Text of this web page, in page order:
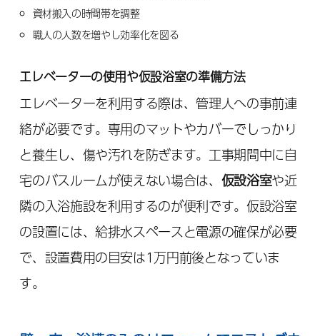
資材搬入の時間帯を調整
職人の人数を増やし効率化を図る
エレベーターの使用や仮設浴室の準備方法
エレベーターを利用する際は、管理人への事前連
絡が必要です。専用のマットやカバーでしっかり
と養生し、傷や汚れを防ぎます。工事期間中に自
宅のバスルームが使えない場合は、 仮設浴室や近
隣の入浴施設を利用するのが便利です。仮設浴室
の設置には、給排水スペースと電源の確保が必要
で、設置費用の目安は1万円前後となっていま
す。